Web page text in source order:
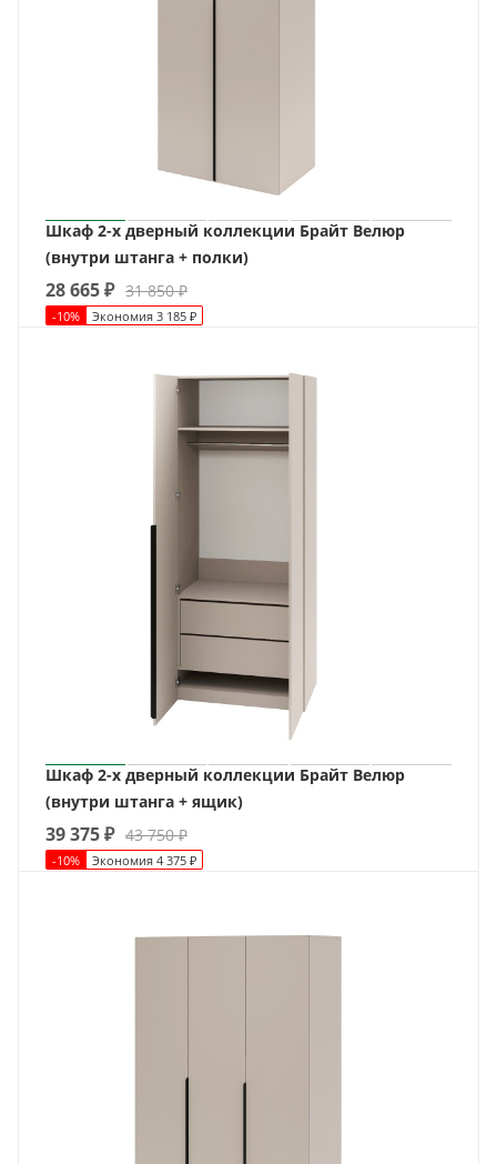
Шкаф 2-х дверный коллекции Брайт Велюр
(внутри штанга + полки)
28 665₽ 31 850₽
-10% Экономия 3 185 ₽
Шкаф 2-х дверный коллекции Брайт Велюр
(внутри штанга + ящик)
39 375₽ 43 750₽
-10% Экономия 4 375 ₽